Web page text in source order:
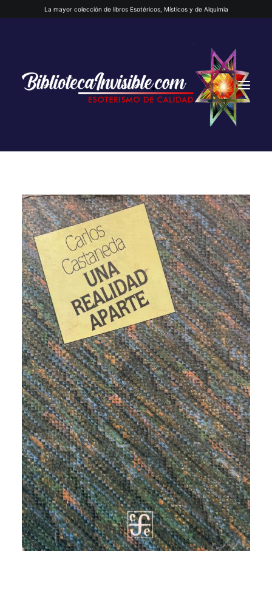
La mayor colección de libros Esotéricos, Místicos y de Alquimia
INICIO
QUIENES SOMOS
CATEGORÍAS
AUTORES DESTACADOS
GLOSARIO
CONTACTO
LOGIN / REGISTER
CART